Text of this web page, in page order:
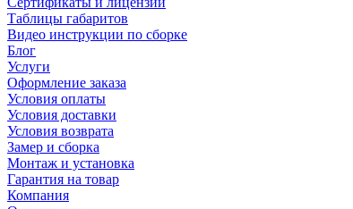
Таблицы габаритов
Видео инструкции по сборке
Блог
Услуги
Оформление заказа
Условия оплаты
Условия доставки
Условия возврата
Замер и сборка
Монтаж и установка
Гарантия на товар
Компания